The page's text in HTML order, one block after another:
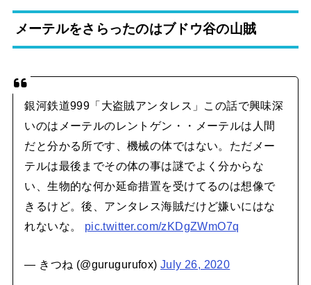
メーテルをさらったのはブドウ谷の山賊
銀河鉄道999「大盗賊アンタレス」この話で興味深
いのはメーテルのレントゲン・・メーテルは人間
だと分かる所です、機械の体ではない。ただメー
テルは最後までその体の事は謎でよく分からな
い、生物的な何か延命措置を受けてるのは想像で
きるけど。後、アンタレス海賊だけど嫌いにはな
れないな。 pic.twitter.com/zKDgZWmO7q
— きつね (@gurugurufox) July 26, 2020